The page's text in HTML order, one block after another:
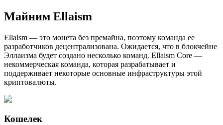
Майним Ellaism
Ellaism — это монета без премайна, поэтому команда ее
разработчиков децентрализована. Ожидается, что в блокчейне
Эллаизма будет создано несколько команд. Ellaism Core —
некоммерческая команда, которая разрабатывает и
поддерживает некоторые основные инфраструктуры этой
криптовалюты.
Кошелек